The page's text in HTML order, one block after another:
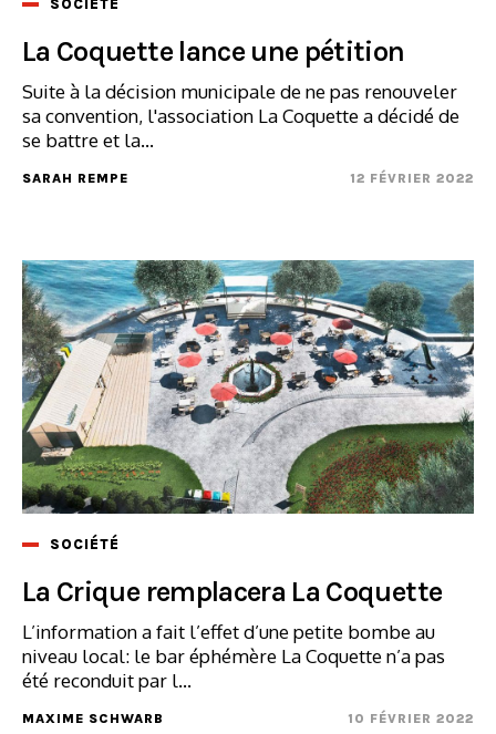
SOCIÉTÉ
La Coquette lance une pétition
Suite à la décision municipale de ne pas renouveler
sa convention, l'association La Coquette a décidé de
se battre et la...
SARAH REMPE 12 FÉVRIER 2022
SOCIÉTÉ
La Crique remplacera La Coquette
L’information a fait l’effet d’une petite bombe au
niveau local: le bar éphémère La Coquette n’a pas
été reconduit par l...
MAXIME SCHWARB 10 FÉVRIER 2022